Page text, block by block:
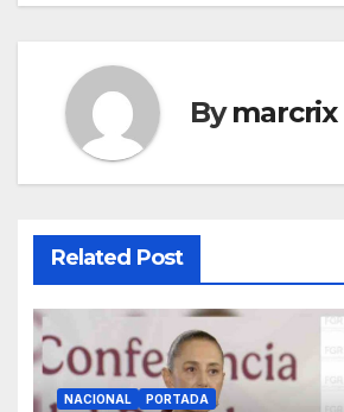
By
Related Post
NACIONAL PORTADA